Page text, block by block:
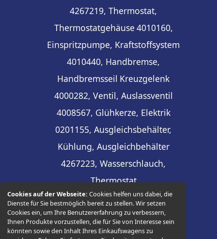
Cookies auf der Webseite:Cookies helfen uns dabei, die
Dienste für Sie bestmöglich bereit zu stellen. Wir setzen
Cookies ein, um Ihre Benutzererfahrung zu verbessern,
Ihnen Produkte vorzustellen, die für Sie von Interesse sein
könnten sowie den Inhalt Ihres Einkaufswagens zu
4267219, Thermostat,
Thermostatgehäuse 4010160,
Einspritzpumpe, Kraftstoffsystem
4010440, Handbremse,
Handbremsseil Kreuzgelenk
4000282, Ventil, Auslassventil
4008567, Glühkerze, Elektrik
0201155, Ausgleichsbehälter,
Kühlung, Ausgleichbehälter
4267223, Wasserschlauch,
Thermostat